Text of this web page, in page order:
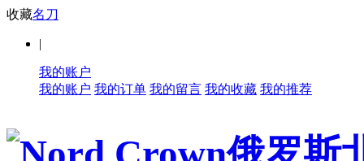
收藏名刀
|
我的账户
我的账户 我的订单 我的留言 我的收藏 我的推荐